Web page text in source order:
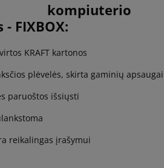
kompiuterio
FIXBOX:
KRAFT kartonos
plėvelės, skirta gaminių apsaugai
paruoštos išsiųsti
reikalingas įrašymui